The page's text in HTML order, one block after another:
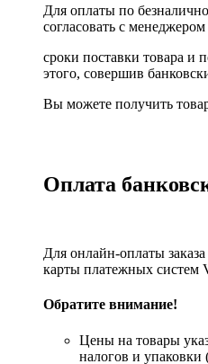
Для оплаты по
согласовать с менеджером
сроки поставки товара и
этого, совершив
Вы можете получить
Оплата
Для онлайн-оплаты
карты платежных
Обратите внимание!
Цены на товары
налогов и упаковки